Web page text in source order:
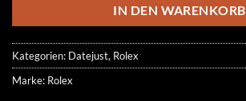
IN DEN WARENKORB
Kategorien: Datejust, Rolex
Marke: Rolex